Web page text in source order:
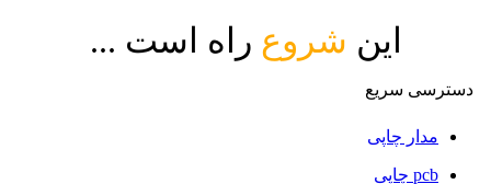
این شروع راه است ...
دسترسی سریع
مدار چاپی
pcb چاپی